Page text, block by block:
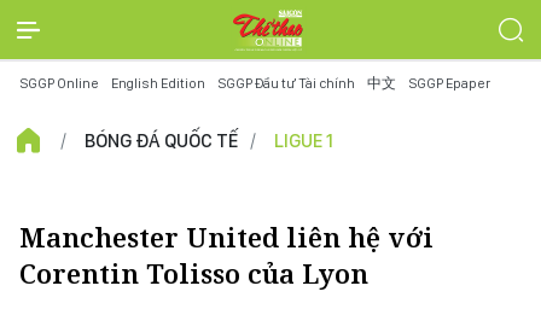
SGGP Online English Edition SGGP Đầu tư Tài chính 中文 SGGP Epaper
BÓNG ĐÁ QUỐC TẾ LIGUE 1
Manchester United liên hệ với
Corentin Tolisso của Lyon